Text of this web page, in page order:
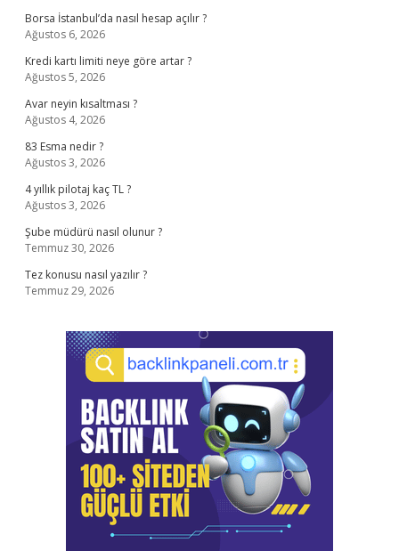
Borsa İstanbul’da nasıl hesap açılır ?
Ağustos 6, 2026
Kredi kartı limiti neye göre artar ?
Ağustos 5, 2026
Avar neyin kısaltması ?
Ağustos 4, 2026
83 Esma nedir ?
Ağustos 3, 2026
4 yıllık pilotaj kaç TL ?
Ağustos 3, 2026
Şube müdürü nasıl olunur ?
Temmuz 30, 2026
Tez konusu nasıl yazılır ?
Temmuz 29, 2026